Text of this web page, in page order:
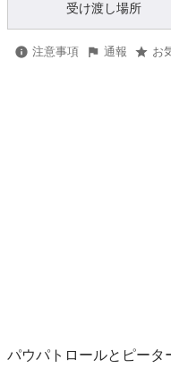
受け渡し場所
注意事項 通報 お
パウパトロールとピータ